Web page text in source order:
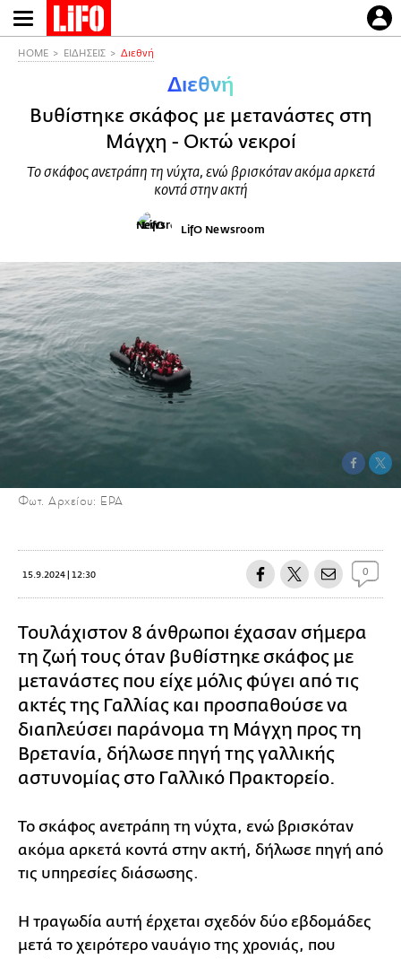
Παράκαμψη
προς
HOME ΕΙΔΗΣΕΙΣ Διεθνή
Διεθνή
Βυθίστηκε σκάφος με μετανάστες στη
Μάγχη - Οκτώ νεκροί
Το σκάφος ανετράπη τη νύχτα, ενώ βρισκόταν ακόμα αρκετά
κοντά στην ακτή
LifO Newsroom
Φωτ. Αρχείου: EPA
15.9.2024 | 12:30 0
Τουλάχιστον 8 άνθρωποι έχασαν σήμερα
τη ζωή τους όταν βυθίστηκε σκάφος με
μετανάστες που είχε μόλις φύγει από τις
ακτές της Γαλλίας και προσπαθούσε να
διαπλεύσει παράνομα τη Μάγχη προς τη
Βρετανία, δήλωσε πηγή της γαλλικής
αστυνομίας στο Γαλλικό Πρακτορείο.
Το σκάφος ανετράπη τη νύχτα, ενώ βρισκόταν
ακόμα αρκετά κοντά στην ακτή, δήλωσε πηγή από
τις υπηρεσίες διάσωσης.
Η τραγωδία αυτή έρχεται σχεδόν δύο εβδομάδες
μετά το χειρότερο ναυάγιο της χρονιάς, που